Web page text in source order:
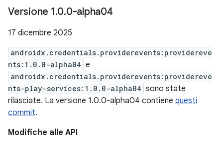
Versione 1.0.0-alpha04
17 dicembre 2025
androidx.credentials.providerevents:providereve
nts:1.0.0-alpha04 e
androidx.credentials.providerevents:providereve
nts-play-services:1.0.0-alpha04 sono state
rilasciate. La versione 1.0.0-alpha04 contiene questi
commit.
Modifiche alle API